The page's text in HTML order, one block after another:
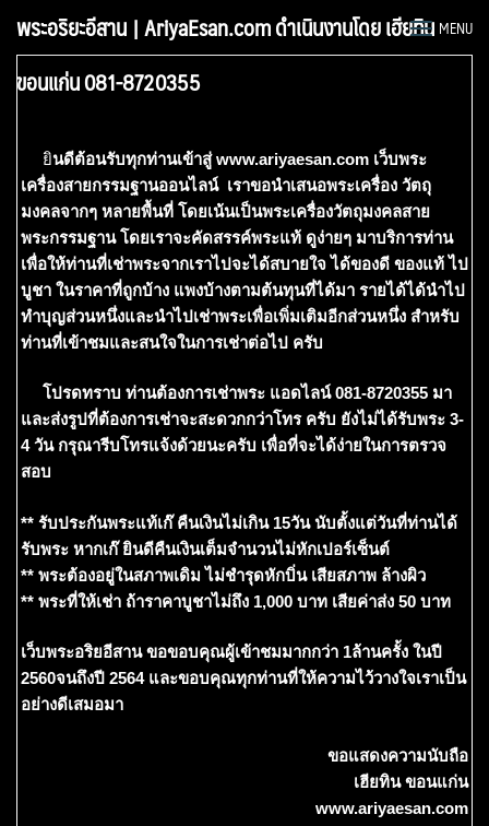
พระอริยะอีสาน | AriyaEsan.com ดำเนินงานโดย เฮียทิน
ขอนแก่น 081-8720355
MENU
ยินดีต้อนรับทุกท่านเข้าสู่ www.ariyaesan.com เว็บพระ
เครื่องสายกรรมฐานออนไลน์ เราขอนำเสนอพระเครื่อง วัตถุ
มงคลจากๆ หลายพื้นที่ โดยเน้นเป็นพระเครื่องวัตถุมงคลสาย
พระกรรมฐาน โดยเราจะคัดสรรค์พระแท้ ดูง่ายๆ มาบริการท่าน
เพื่อให้ท่านที่เช่าพระจากเราไปจะได้สบายใจ ได้ของดี ของแท้ ไป
บูชา ในราคาที่ถูกบ้าง แพงบ้างตามต้นทุนที่ได้มา รายได้ได้นำไป
ทำบุญส่วนหนึ่งและนำไปเช่าพระเพื่อเพิ่มเติมอีกส่วนหนึ่ง สำหรับ
ท่านที่เข้าชมและสนใจในการเช่าต่อไป ครับ
โปรดทราบ ท่านต้องการเช่าพระ แอดไลน์ 081-8720355 มา
และส่งรูปที่ต้องการเช่าจะสะดวกกว่าโทร ครับ ยังไม่ได้รับพระ 3-
4 วัน กรุณารีบโทรแจ้งด้วยนะครับ เพื่อที่จะได้ง่ายในการตรวจ
สอบ
** รับประกันพระแท้เก๊ คืนเงินไม่เกิน 15วัน นับตั้งแต่วันที่ท่านได้
รับพระ หากเก๊ ยินดีคืนเงินเต็มจำนวนไม่หักเปอร์เซ็นต์
** พระต้องอยู่ในสภาพเดิม ไม่ชำรุดหักบิ่น เสียสภาพ ล้างผิว
** พระที่ให้เช่า ถ้าราคาบูชาไม่ถึง 1,000 บาท เสียค่าส่ง 50 บาท
เว็บพระอริยอีสาน ขอขอบคุณผู้เข้าชมมากกว่า 1ล้านครั้ง ในปี
2560จนถึงปี 2564 และขอบคุณทุกท่านที่ให้ความไว้วางใจเราเป็น
อย่างดีเสมอมา
ขอแสดงความนับถือ
เฮียทิน ขอนแก่น
www.ariyaesan.com